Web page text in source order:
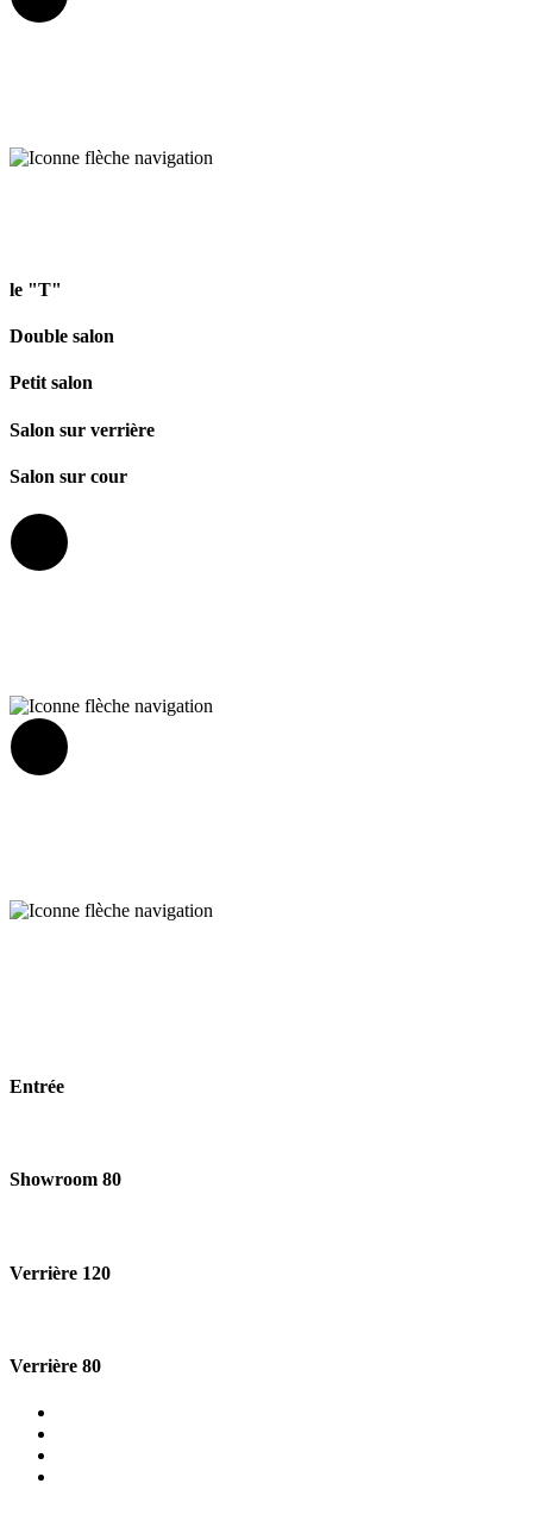
le "T"
Double salon
Petit salon
Salon sur verrière
Salon sur cour
Entrée
Showroom 80
Verrière 120
Verrière 80